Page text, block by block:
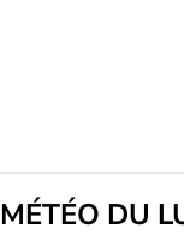
MÉTÉO DU